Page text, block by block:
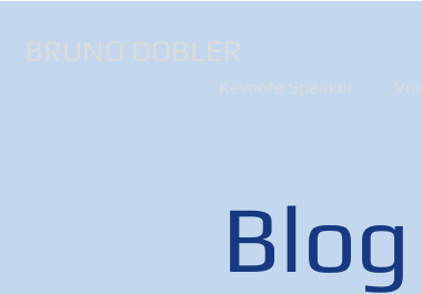
BRUNO DOBLER
Keynote Speaker